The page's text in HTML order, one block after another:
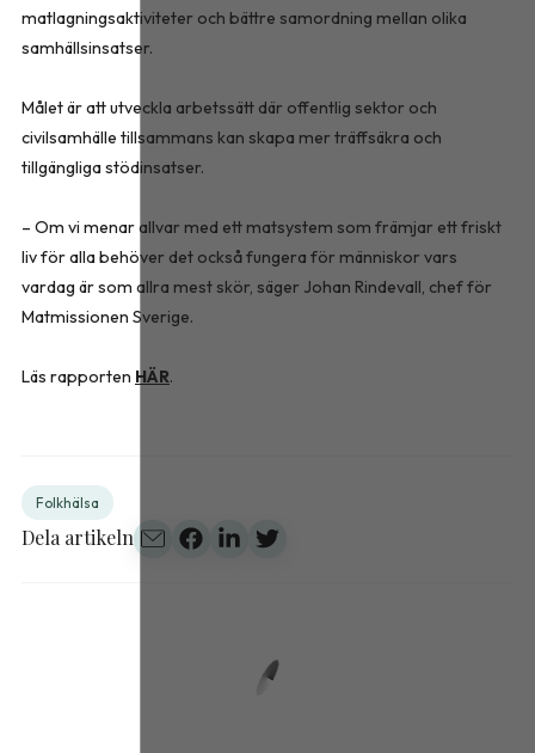
matlagningsaktiviteter och bättre samordning mellan olika
samhällsinsatser.
Målet är att utveckla arbetssätt där offentlig sektor och
civilsamhälle tillsammans kan skapa mer träffsäkra och
tillgängliga stödinsatser.
– Om vi menar allvar med ett matsystem som främjar ett friskt
liv för alla behöver det också fungera för människor vars
vardag är som allra mest skör, säger Johan Rindevall, chef för
Matmissionen Sverige.
Läs rapporten HÄR.
Folkhälsa
Dela artikeln